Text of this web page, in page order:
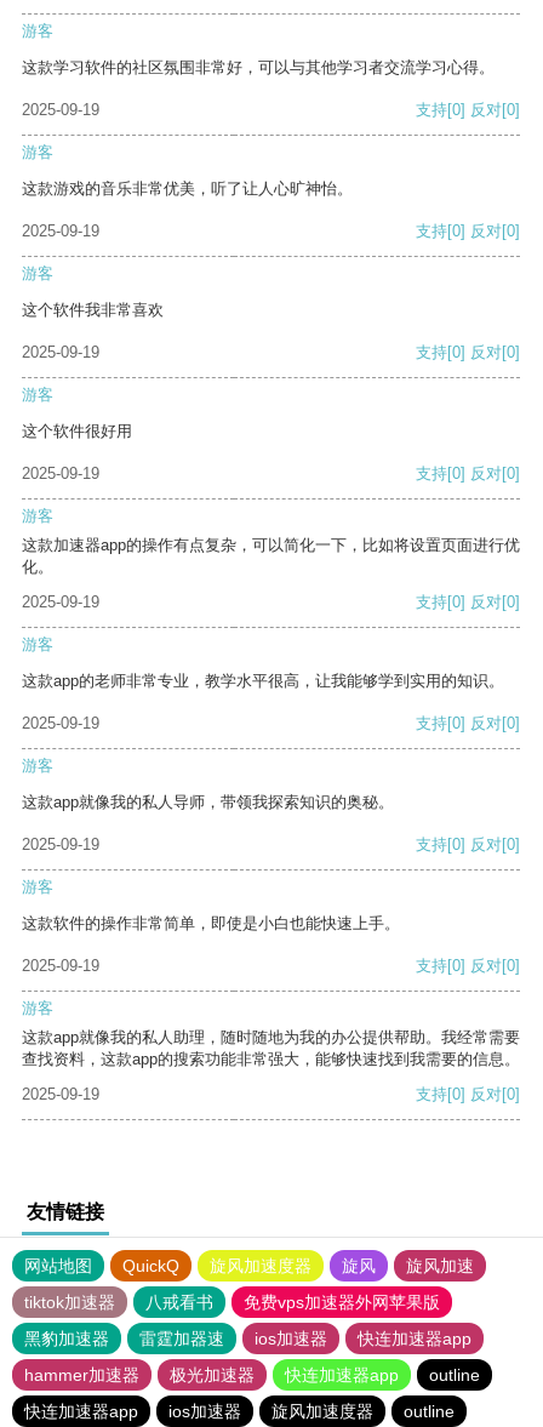
游客
这款学习软件的社区氛围非常好，可以与其他学习者交流学习心得。
2025-09-19 支持[0] 反对[0]
游客
这款游戏的音乐非常优美，听了让人心旷神怡。
2025-09-19 支持[0] 反对[0]
游客
这个软件我非常喜欢
2025-09-19 支持[0] 反对[0]
游客
这个软件很好用
2025-09-19 支持[0] 反对[0]
游客
这款加速器app的操作有点复杂，可以简化一下，比如将设置页面进行优
化。
2025-09-19
支持[0] 反对[0]
游客
这款app的老师非常专业，教学水平很高，让我能够学到实用的知识。
2025-09-19 支持[0] 反对[0]
游客
这款app就像我的私人导师，带领我探索知识的奥秘。
2025-09-19 支持[0] 反对[0]
游客
这款软件的操作非常简单，即使是小白也能快速上手。
2025-09-19 支持[0] 反对[0]
游客
这款app就像我的私人助理，随时随地为我的办公提供帮助。我经常需要
查找资料，这款app的搜索功能非常强大，能够快速找到我需要的信息。
2025-09-19
支持[0] 反对[0]
友情链接
网站地图 QuickQ 旋风加速度器 旋风
旋风加速
tiktok加速器
八戒看书
免费vps加速器外网苹果版
黑豹加速器
雷霆加器速 ios加速器
快连加速器app
hammer加速器
极光加速器 快连加速器app
outline
快连加速器app
ios加速器 旋风加速度器 outline